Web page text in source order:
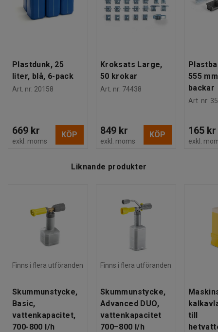
ergonomisk. På behållaren sitter en stor
påfyllningsöppning. Tack vare EASY!Lock-anslutningsgänga
Plastdunk, 25
liter, blå, 6-pack
Art. nr: 20158
669 kr
exkl. moms
KÖP
Kroksats Large,
50 krokar
Art. nr: 74438
849 kr
exkl. moms
KÖP
555
backar
Art. nr:
165 kr
exkl.
Liknande produkter
Finns i flera utföranden
Skummunstycke,
Basic,
vattenkapacitet,
700-800 l/h
Finns i flera utföranden
Skummunstycke,
Advanced DUO,
vattenkapacitet
700–800 l/h
till